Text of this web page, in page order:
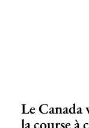
Le Canada